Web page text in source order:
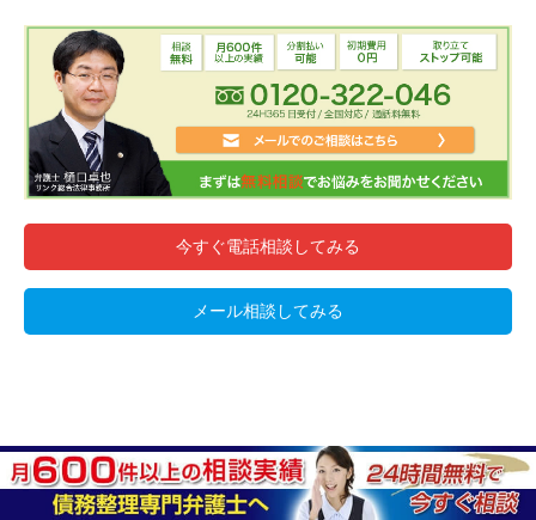
今すぐ電話相談してみる
メール相談してみる
厳選!おすすめ記事BEST3
債務整理のベストな選択とは？経験談を踏